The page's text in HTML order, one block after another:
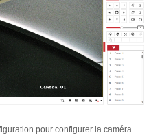
pour configurer la caméra.